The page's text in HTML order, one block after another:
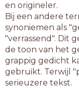
en origineler.
Bij een andere
synoniemen als
"verrassend". Dit
de toon van het
grappig gedicht
gebruikt. Terwijl
serieuzere tekst.